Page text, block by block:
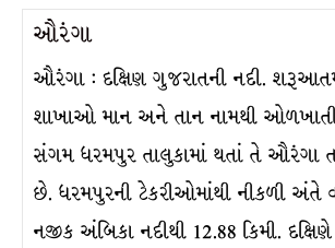
ઔરંગા
ઔરંગા : દક્ષિણ ગુજરાતની નદી.
શાખાઓ માન અને તાન નામથી
સંગમ ધરમપુર તાલુકામાં થતાં તે ઔરંગા
છે. ધરમપુરની ટેકરીઓમાંથી નીકળી અંતે
નજીક અંબિકા નદીથી 12.88 કિમી.